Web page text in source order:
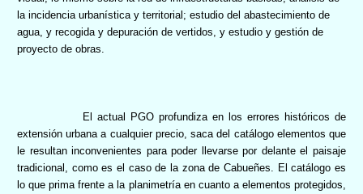
la incidencia urbanística y territorial; estudio del abastecimiento de
agua, y recogida y depuración de vertidos, y estudio y gestión de
proyecto de obras.
El actual PGO profundiza en los errores históricos de
extensión urbana a cualquier precio, saca del catálogo elementos que
le resultan inconvenientes para poder llevarse por delante el paisaje
tradicional, como es el caso de la zona de Cabueñes. El catálogo es
lo que prima frente a la planimetría en cuanto a elementos protegidos,